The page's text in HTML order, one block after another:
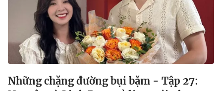
Những chặng đường bụi bặm - Tập 27: